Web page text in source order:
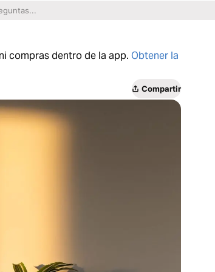
compras dentro de la app. Obtener la
Compartir